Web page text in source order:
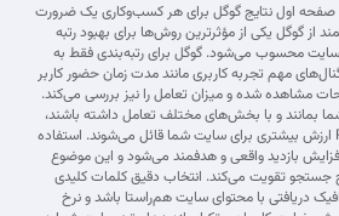
صفحه اول نتایج گوگل برای هر کسب‌وکاری یک ضرورت
گوگل یکی از مؤثرترین روش‌ها برای بهبود رتبه
محسوب می‌شود. گوگل برای رتبه‌بندی فقط به
مهم تجربه کاربری مانند مدت زمان حضور کاربر
مشاهده شده و میزان تعامل را نیز بررسی می‌کند.
بمانند و با بخش‌های مختلف تعامل داشته باشند،
الگوریتم‌هایی مانند RankBrain ارزش بیشتری برای سایت شما قائل می‌شوند. استفاده
بازدید واقعی و هدفمند می‌شود و این موضوع
جستجو تقویت می‌کند. انتخاب دقیق کلمات کلیدی
دریافتی با محتوای سایت هم‌راستا باشد و نرخ